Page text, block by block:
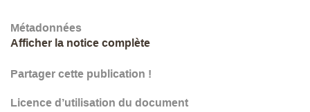
Métadonnées
Afficher la notice complète
Partager cette publication !
Licence d’utilisation du document